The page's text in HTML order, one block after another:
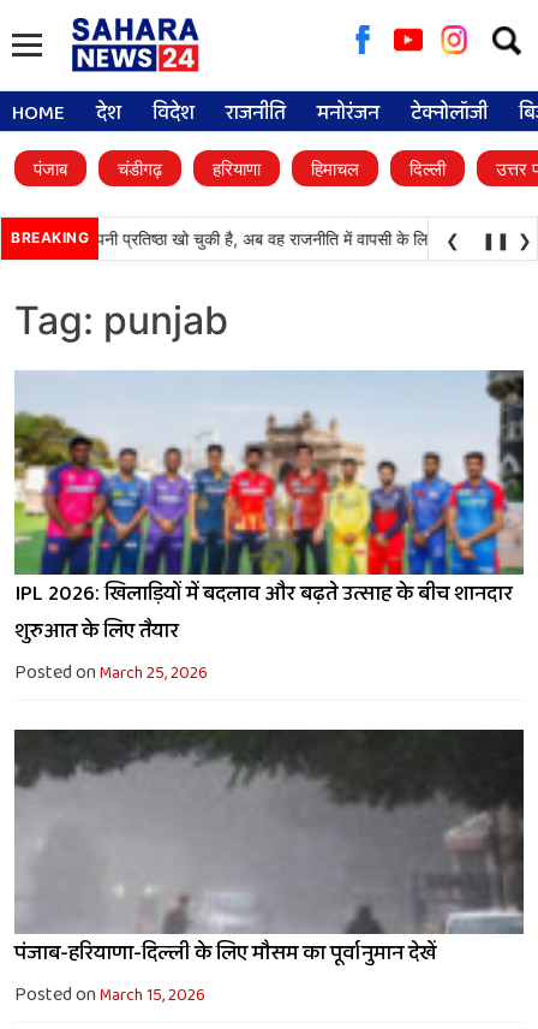
for:
HOME देश विदेश राजनीति मनोरंजन टेक्नोलॉजी
पंजाब चंडीगढ़ हरियाणा हिमाचल दिल्ली उत्तर
BREAKING
(अकाली दल) अपनी प्रतिष्ठा खो चुकी है, अब वह राजनीति में वापसी के लिए भाजपा से
❮ ❚❚ ❯
Tag: punjab
IPL 2026: खिलाड़ियों में बदलाव और बढ़ते उत्साह के बीच शानदार
शुरुआत के लिए तैयार
Posted onMarch 25, 2026
पंजाब-हरियाणा-दिल्ली के लिए मौसम का पूर्वानुमान देखें
Posted onMarch 15, 2026